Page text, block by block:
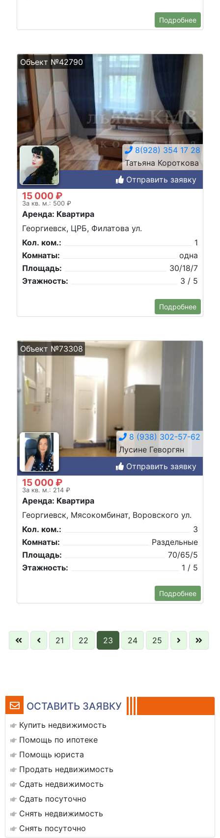
ОСТАВИТЬ ЗАЯВКУ
Купить недвижимость
Помощь по ипотеке
Помощь юриста
Продать недвижимость
Сдать недвижимость
Сдать посуточно
Снять недвижимость
Снять посуточно
Подробнее
Объект №42790
8(928) 354 17 28
Татьяна Короткова
Отправить заявку
15 000 ₽
За кв. м.: 500 ₽
Аренда: Квартира
Георгиевск, ЦРБ, Филатова ул.
Кол. ком.:
1
Комнаты:
одна
Площадь:
30/18/7
Этажность:
3 / 5
Подробнее
Объект №73308
8 (938) 302-57-62
Лусине Геворгян
Отправить заявку
15 000 ₽
За кв. м.: 214 ₽
Аренда: Квартира
Георгиевск, Мясокомбинат, Воровского ул.
Кол. ком.:
3
Комнаты:
Раздельные
Площадь:
70/65/5
Этажность:
1 / 5
Подробнее
21 22 23 24 25